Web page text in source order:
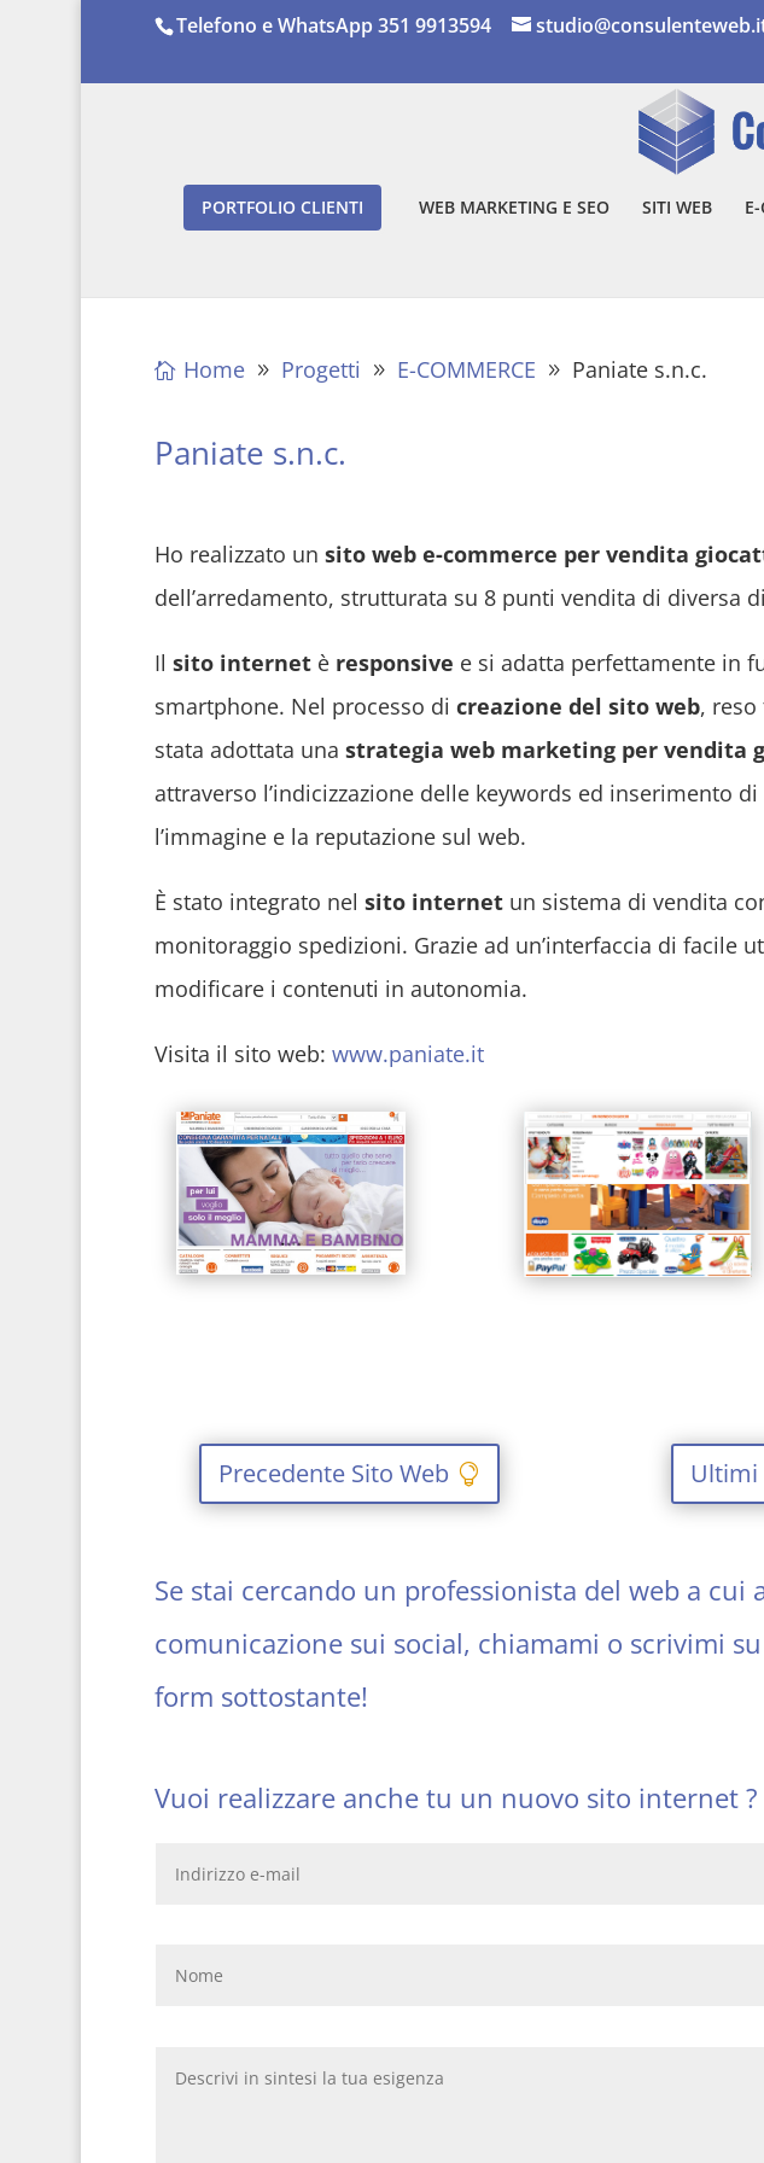
Telefono e WhatsApp 351 9913594
PORTFOLIO CLIENTI WEB MARKETING E SEO SITI WEB
Home Progetti E-COMMERCE Paniate s.n.c.
Paniate s.n.c.
Ho realizzato un sito web e-commerce per vendita
dell’arredamento, strutturata su 8 punti vendita di diversa
Il sito internet è responsive e si adatta perfettamente in
smartphone. Nel processo di creazione del sito web, reso
stata adottata una strategia web marketing per vendita
attraverso l’indicizzazione delle keywords ed inserimento
l’immagine e la reputazione sul web.
È stato integrato nel sito internetun sistema di vendita
monitoraggio spedizioni. Grazie ad un’interfaccia di facile
modificare i contenuti in autonomia.
Visita il sito web: www.paniate.it
Precedente Sito Web Ultimi
Se stai cercando un professionista del web a
comunicazione sui social, chiamami o scrivimi
form sottostante!
Vuoi realizzare anche tu un nuovo sito internet ?